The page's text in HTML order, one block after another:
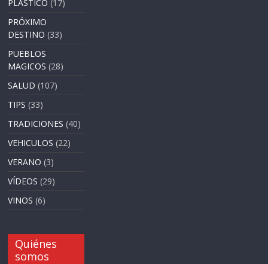
PLASTICO (17)
PRÓXIMO
DESTINO (33)
PUEBLOS
MAGICOS (28)
SALUD (107)
TIPS (33)
TRADICIONES (40)
VEHICULOS (22)
VERANO (3)
VÍDEOS (29)
VINOS (6)
Quiénes
somos